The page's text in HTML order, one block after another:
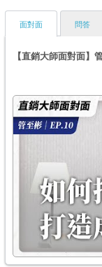
面對面
【直銷大師面對面】
問答